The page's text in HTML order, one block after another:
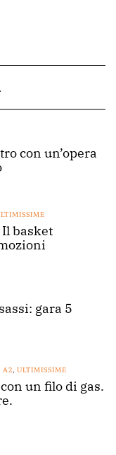
con un’opera
basket
gara 5
A2, ULTIMISSIME
un filo di gas.